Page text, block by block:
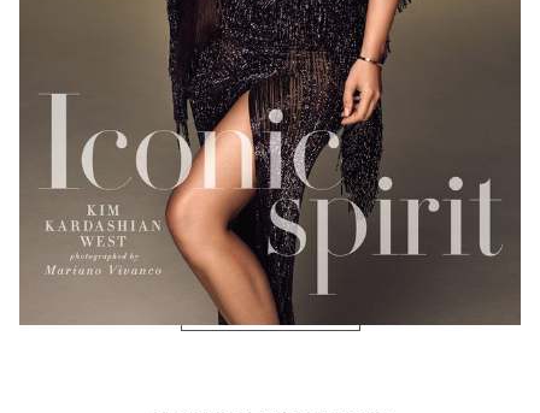
Фото: Vogue Arabia
ПОШЕРИТИ